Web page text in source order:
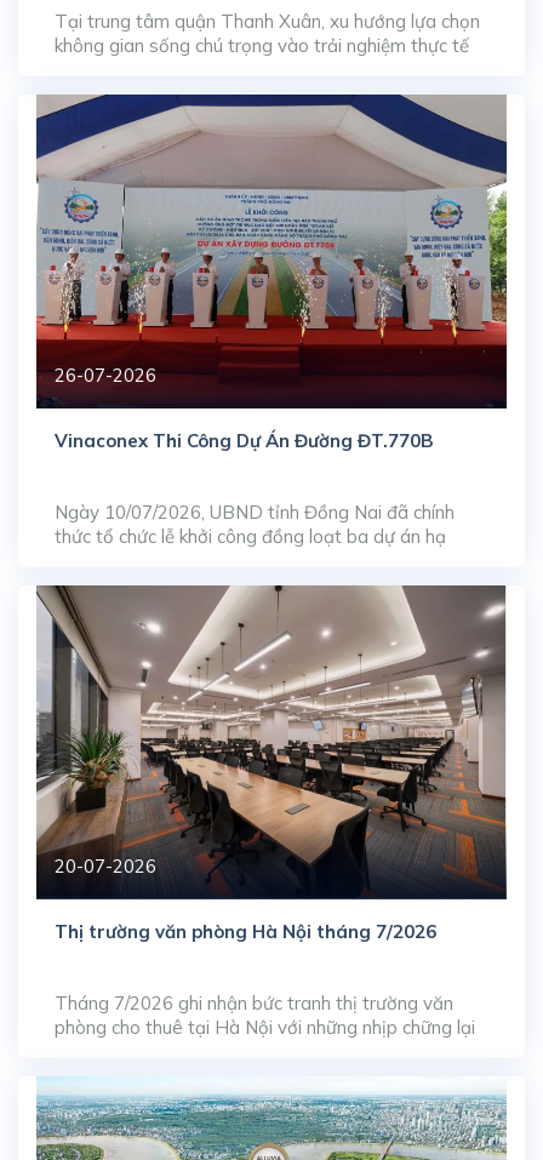
Tại trung tâm quận Thanh Xuân, xu hướng lựa chọn
không gian sống chú trọng vào trải nghiệm thực tế
diện tích lớn. Dự án Stellar Garden (35 Lê Văn
Thiêm) thu hút lượng lớn sự quan tâm trên thị
trường chuyển nhượng nhờ […]
26-07-2026
Vinaconex Thi Công Dự Án Đường ĐT.770B
Ngày 10/07/2026, UBND tỉnh Đồng Nai đã chính
thức tổ chức lễ khởi công đồng loạt ba dự án hạ
rộng đường ĐT.769, xây dựng mới đường ĐT.770B
và tuyến ĐT.773. Trong đó, tuyến đường ĐT.770B
do Tổng công ty Cổ phần Xuất nhập khẩu […]
20-07-2026
Thị trường văn phòng Hà Nội tháng 7/2026
Tháng 7/2026 ghi nhận bức tranh thị trường văn
phòng cho thuê tại Hà Nội với những nhịp chững lại
tự điều tiết của thị trường trước làn sóng gia tăng
nguồn cung dạt dào từ giai đoạn trước. Dù tỷ lệ lấp
đầy […]